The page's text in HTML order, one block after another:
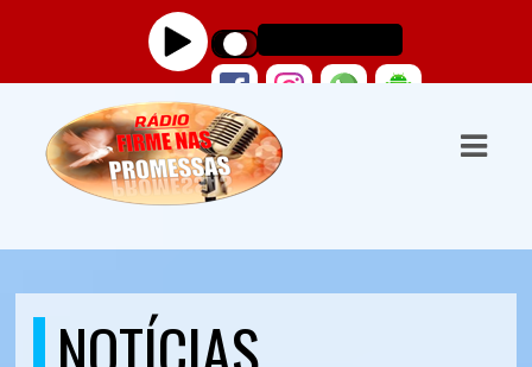
NOTÍCIAS